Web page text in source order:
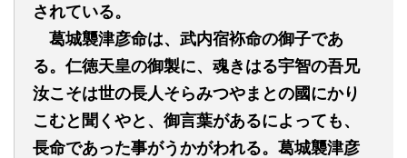
されている。
葛城襲津彦命は、武内宿袮命の御子であ
る。仁徳天皇の御製に、魂きはる宇智の吾兄
汝こそは世の長人そらみつやまとの國にかり
こむと聞くやと、御言葉があるによっても、
長命であった事がうかがわれる。葛城襲津彦